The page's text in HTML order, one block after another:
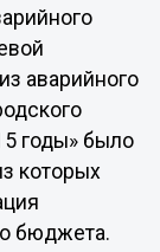
аварийного
годы» было
которых
бюджета.